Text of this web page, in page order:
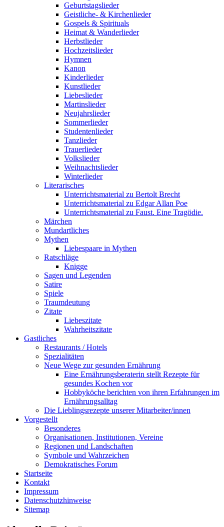
Geburtstagslieder
Geistliche- & Kirchenlieder
Gospels & Spirituals
Heimat & Wanderlieder
Herbstlieder
Hochzeitslieder
Hymnen
Kanon
Kinderlieder
Kunstlieder
Liebeslieder
Martinslieder
Neujahrslieder
Sommerlieder
Studentenlieder
Tanzlieder
Trauerlieder
Volkslieder
Weihnachtslieder
Winterlieder
Literarisches
Unterrichtsmaterial zu Bertolt Brecht
Unterrichtsmaterial zu Edgar Allan Poe
Unterrichtsmaterial zu Faust. Eine Tragödie.
Märchen
Mundartliches
Mythen
Liebespaare in Mythen
Ratschläge
Knigge
Sagen und Legenden
Satire
Spiele
Traumdeutung
Zitate
Liebeszitate
Wahrheitszitate
Gastliches
Restaurants / Hotels
Spezialitäten
Neue Wege zur gesunden Ernährung
Eine Ernährungsberaterin stellt Rezepte für
gesundes Kochen vor
Hobbyköche berichten von ihren Erfahrungen im
Ernährungsalltag
Die Lieblingsrezepte unserer Mitarbeiter/innen
Vorgestellt
Besonderes
Organisationen, Institutionen, Vereine
Regionen und Landschaften
Symbole und Wahrzeichen
Demokratisches Forum
Startseite
Kontakt
Impressum
Datenschutzhinweise
Sitemap